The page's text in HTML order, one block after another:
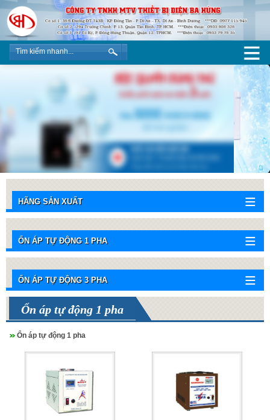
HÃNG SẢN XUẤT
ỔN ÁP TỰ ĐỘNG 1 PHA
ỔN ÁP TỰ ĐỘNG 3 PHA
Ổn áp tự động 1 pha
Ổn áp tự động 1 pha